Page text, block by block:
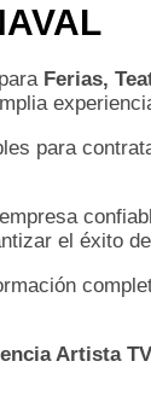
Ferias,
para
el éxito
Artista TV